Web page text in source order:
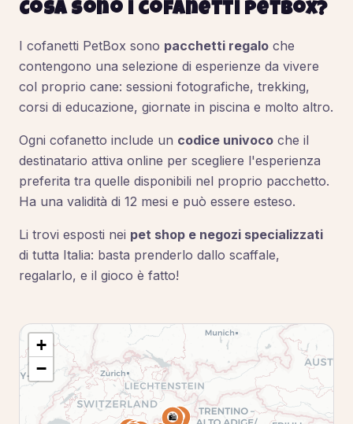
Cosa sono i cofanetti PetBox?
I cofanetti PetBox sono pacchetti regalo che
contengono una selezione di esperienze da vivere
col proprio cane: sessioni fotografiche, trekking,
corsi di educazione, giornate in piscina e molto altro.
Ogni cofanetto include un codice univoco che il
destinatario attiva online per scegliere l'esperienza
preferita tra quelle disponibili nel proprio pacchetto.
Ha una validità di 12 mesi e può essere esteso.
Li trovi esposti nei pet shop e negozi specializzati
di tutta Italia: basta prenderlo dallo scaffale,
regalarlo, e il gioco è fatto!
🛍️🛍️
+
−